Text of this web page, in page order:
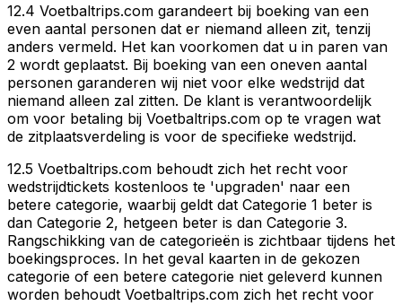
12.4 Voetbaltrips.com garandeert bij boeking van een
even aantal personen dat er niemand alleen zit, tenzij
anders vermeld. Het kan voorkomen dat u in paren van
2 wordt geplaatst. Bij boeking van een oneven aantal
personen garanderen wij niet voor elke wedstrijd dat
niemand alleen zal zitten. De klant is verantwoordelijk
om voor betaling bij Voetbaltrips.com op te vragen wat
de zitplaatsverdeling is voor de specifieke wedstrijd.
12.5 Voetbaltrips.com behoudt zich het recht voor
wedstrijdtickets kostenloos te 'upgraden' naar een
betere categorie, waarbij geldt dat Categorie 1 beter is
dan Categorie 2, hetgeen beter is dan Categorie 3.
Rangschikking van de categorieën is zichtbaar tijdens het
boekingsproces. In het geval kaarten in de gekozen
categorie of een betere categorie niet geleverd kunnen
worden behoudt Voetbaltrips.com zich het recht voor